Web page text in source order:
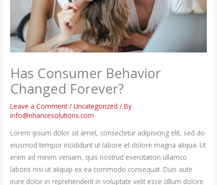
Has Consumer Behavior
Changed Forever?
Leave a Comment /Uncategorized / By
info@nhancesolutions.com
Lorem ipsum dolor sit amet, consectetur adipisicing elit, sed do
eiusmod tempor incididunt ut labore et dolore magna aliqua. Ut
enim ad minim veniam, quis nostrud exercitation ullamco
laboris nisi ut aliquip ex ea commodo consequat. Duis aute
irure dolor in reprehenderit in voluptate velit esse cillum dolore